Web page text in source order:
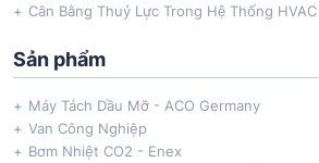
Cân Bằng Thuỷ Lực Trong Hệ Thống HVAC
Sản phẩm
Máy Tách Dầu Mỡ - ACO Germany
Van Công Nghiệp
Bơm Nhiệt CO2 - Enex